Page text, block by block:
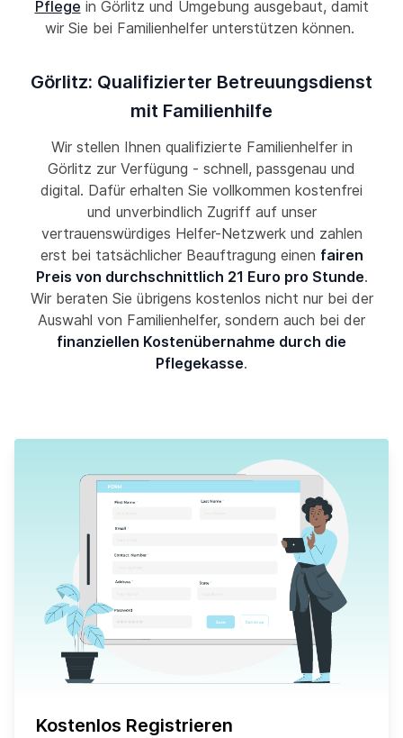
Pflege in Görlitz und Umgebung ausgebaut, damit
wir Sie bei Familienhelfer unterstützen können.
Görlitz: Qualifizierter Betreuungsdienst
mit Familienhilfe
Wir stellen Ihnen qualifizierte Familienhelfer in
Görlitz zur Verfügung - schnell, passgenau und
digital. Dafür erhalten Sie vollkommen kostenfrei
und unverbindlich Zugriff auf unser
vertrauenswürdiges Helfer-Netzwerk und zahlen
erst bei tatsächlicher Beauftragung einen fairen
Preis von durchschnittlich 21 Euro pro Stunde.
Wir beraten Sie übrigens kostenlos nicht nur bei der
Auswahl von Familienhelfer, sondern auch bei der
finanziellen Kostenübernahme durch die
Pflegekasse.
Kostenlos Registrieren